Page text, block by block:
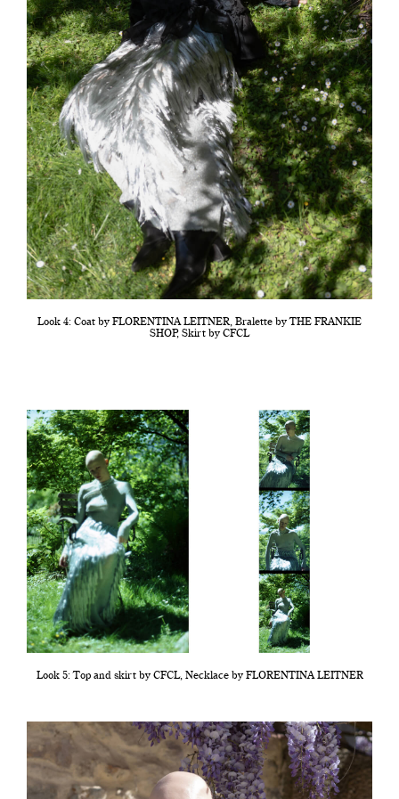
Look 4: Coat by FLORENTINA LEITNER, Bralette by THE FRANKIE
SHOP, Skirt by CFCL
Look 5: Top and skirt by CFCL, Necklace by FLORENTINA LEITNER